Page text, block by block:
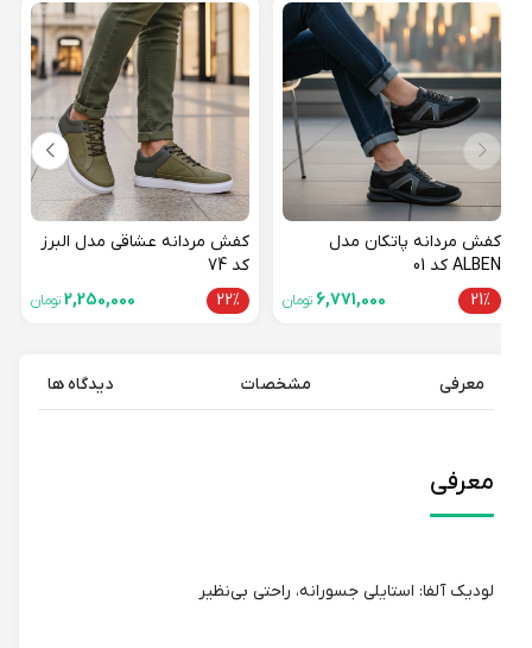
کفش مردانه پاتکان مدل
ALBEN کد 01
21%
6,771,000تومان
کفش مردانه عشاقی مدل البرز
22%
2,250,000تومان
معرفی مشخصات دیدگاه ها
معرفی
لودیک آلفا: استایلی جسورانه، راحتی بی‌نظیر